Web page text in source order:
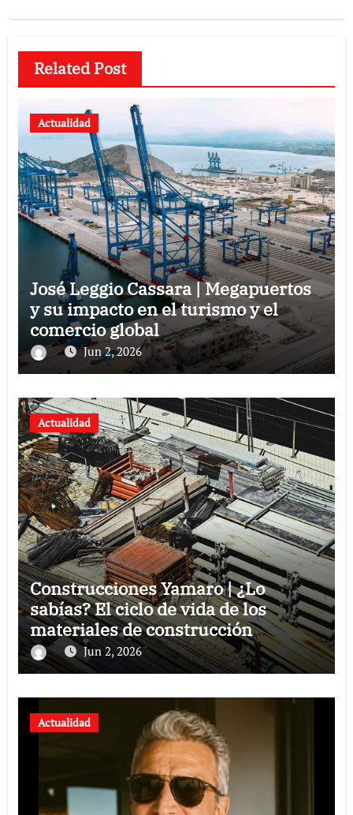
Related Post
Actualidad
José Leggio Cassara | Megapuertos
y su impacto en el turismo y el
comercio global
Jun 2, 2026
Actualidad
Construcciones Yamaro | ¿Lo
sabías? El ciclo de vida de los
materiales de construcción
revoluciona eficiencia en proyectos
modernos
Jun 2, 2026
Actualidad